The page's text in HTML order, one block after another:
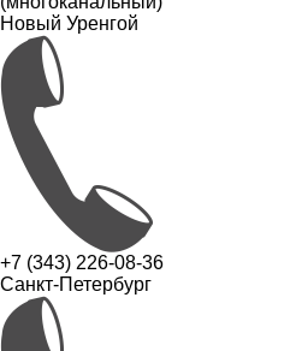
Новый Уренгой
+7 (343) 226-08-36
Санкт-Петербург